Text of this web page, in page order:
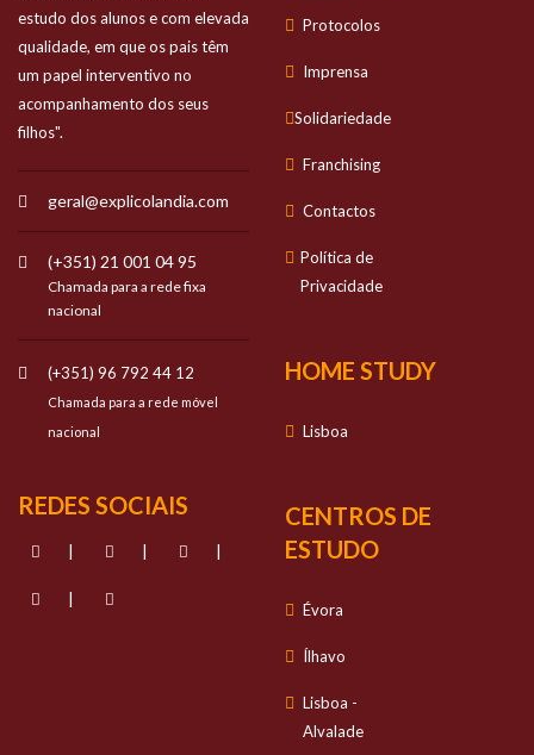
estudo dos alunos e com elevada
qualidade, em que os pais têm
um papel interventivo no
acompanhamento dos seus
filhos".
geral@explicolandia.com
(+351) 21 001 04 95
Chamada para a rede fixa
nacional
(+351) 96 792 44 12
Chamada para a rede móvel
nacional
REDES SOCIAIS
| | |
|
Protocolos
Imprensa
Solidariedade
Franchising
Contactos
Política de
Privacidade
HOME STUDY
Lisboa
CENTROS DE
ESTUDO
Évora
Ílhavo
Lisboa -
Alvalade